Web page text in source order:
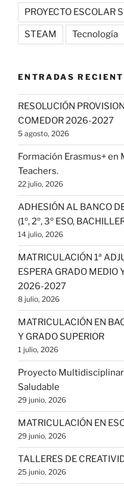
PROYECTO ESCOLAR
STEAM Tecnología
ENTRADAS
RESOLUCIÓN
COMEDOR 2026-2027
5 agosto, 2026
Formación Erasmus+
Teachers.
22 julio, 2026
ADHESIÓN AL BANCO
(1º, 2º, 3º ESO,
14 julio, 2026
MATRICULACIÓN 1ª
ESPERA GRADO MEDIO
2026-2027
8 julio, 2026
MATRICULACIÓN EN
Y GRADO SUPERIOR
1 julio, 2026
Proyecto
Saludable
29 junio, 2026
MATRICULACIÓN EN
29 junio, 2026
TALLERES DE
25 junio, 2026